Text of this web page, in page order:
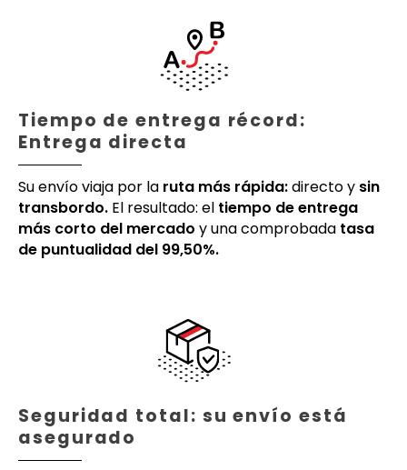
Tiempo de entrega récord:
Entrega directa
Su envío viaja por la ruta más rápida:directo y sin
transbordo. El resultado: el tiempo de entrega
más corto del mercado y una comprobada tasa
de puntualidad del 99,50%.
Seguridad total: su envío está
asegurado